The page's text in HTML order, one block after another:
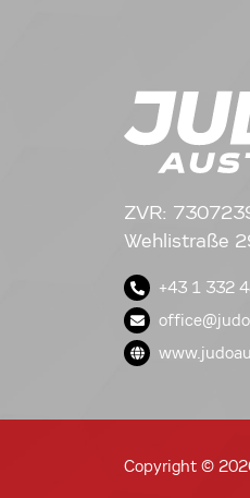
ZVR:
Wehlistraße
+43 1 332
Copyright ©